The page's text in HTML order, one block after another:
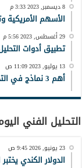
8 ديسمبر, 2023 3:33 م
الأسهم الأمريكية وتوقعات 2024 –
29 أغسطس, 2023 5:56 م
تطبيق أدوات
13 يوليو, 2023 11:09 ص
أهم 3 نماذج في التحليل الفني
التحليل الفني
23 يونيو, 2026 9:45 ص
الدولار الكندي يختبر